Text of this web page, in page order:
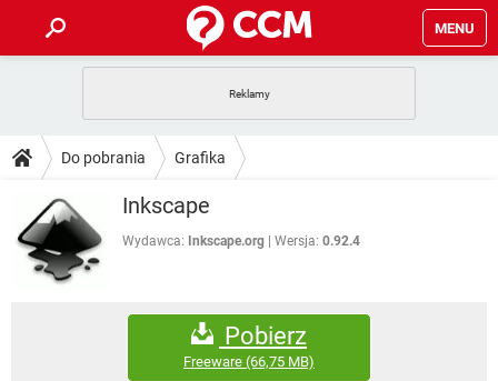
MENU
GRY
SPOTIFY
INSTAGRAM FACEBOOK
WINDOWS 10
PORADY
PlayStation
GRY
SPOTIFY
DO POBRANIA
ANDROID TIKTOK
GRY
NETFLIX
FACEBOOK
FORUM
WHATSAPP
NETFLIX
TIKTOK
Do pobrania Grafika
Inkscape
Wydawca: Inkscape.org Wersja: 0.92.4
Pobierz
Freeware (66,75 MB)